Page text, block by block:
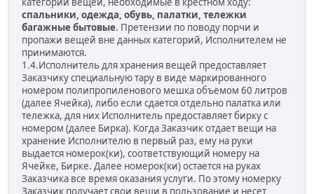
спальники, одежда, обувь, палатки, тележки
багажные бытовые. Претензии по поводу порчи и
пропажи вещей вне данных категорий, Исполнителем не
принимаются.
1.4.Исполнитель для хранения вещей предоставляет
Заказчику специальную тару в виде маркированного
номером полипропиленового мешка объемом 60 литров
(далее Ячейка), либо если сдается отдельно палатка или
тележка, для них Исполнитель предоставляет бирку с
номером (далее Бирка). Когда Заказчик отдает вещи на
хранение Исполнителю в первый раз, ему на руки
выдается номерок(ки), соответствующий номеру на
Ячейке, Бирке. Далее номерок(ки) остается на руках
Заказчика все время оказания услуги. По этому номерку
Заказчик получает свои вещи в пользование и несет